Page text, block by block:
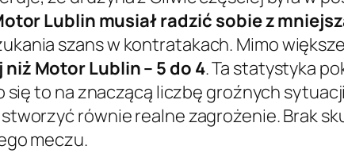
Lublin musiał radzić sobie z
szans w kontratakach. Mimo
Motor Lublin – 5 do 4. Ta statystyka
się to na znaczącą liczbę groźnych
równie realne zagrożenie. Brak
meczu.